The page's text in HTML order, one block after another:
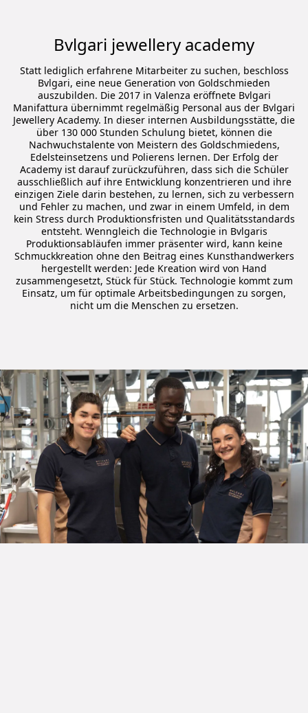
Bvlgari jewellery academy
Statt lediglich erfahrene Mitarbeiter zu suchen, beschloss
Bvlgari, eine neue Generation von Goldschmieden
auszubilden. Die 2017 in Valenza eröffnete Bvlgari
Manifattura übernimmt regelmäßig Personal aus der Bvlgari
Jewellery Academy. In dieser internen Ausbildungsstätte, die
über 130 000 Stunden Schulung bietet, können die
Nachwuchstalente von Meistern des Goldschmiedens,
Edelsteinsetzens und Polierens lernen. Der Erfolg der
Academy ist darauf zurückzuführen, dass sich die Schüler
ausschließlich auf ihre Entwicklung konzentrieren und ihre
einzigen Ziele darin bestehen, zu lernen, sich zu verbessern
und Fehler zu machen, und zwar in einem Umfeld, in dem
kein Stress durch Produktionsfristen und Qualitätsstandards
entsteht. Wenngleich die Technologie in Bvlgaris
Produktionsabläufen immer präsenter wird, kann keine
Schmuckkreation ohne den Beitrag eines Kunsthandwerkers
hergestellt werden: Jede Kreation wird von Hand
zusammengesetzt, Stück für Stück. Technologie kommt zum
Einsatz, um für optimale Arbeitsbedingungen zu sorgen,
nicht um die Menschen zu ersetzen.